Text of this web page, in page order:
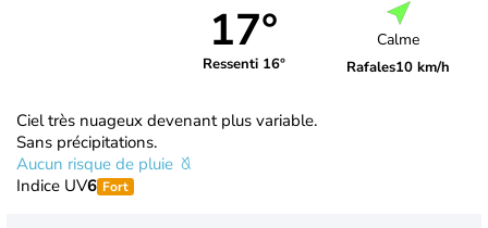
17°
Ressenti 16°
Calme
Rafales10 km/h
Ciel très nuageux devenant plus variable.
Sans précipitations.
Aucun risque de pluie
Indice UV6 Fort